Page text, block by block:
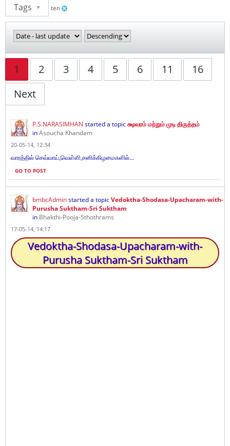
Tags ten
1 2 3 4 5 6 11
16
Next
P.S.NARASIMHAN started a topicக்ஷவரம் மற்றும் முடி திருத்தம்
inAsoucha Khandam
20-05-14, 12:34
வாரத்தில் செவ்வாய்,வெள்ளி,சனிக்கிழமைகளில்...
GO TO POST
bmbcAdminstarted a topicVedoktha-Shodasa-Upacharam-with-
Purusha Suktham-Sri Suktham
in Bhakthi-Pooja-Sthothrams
17-05-14, 14:17
Vedoktha-Shodasa-Upacharam-with-
Purusha Suktham-Sri Suktham